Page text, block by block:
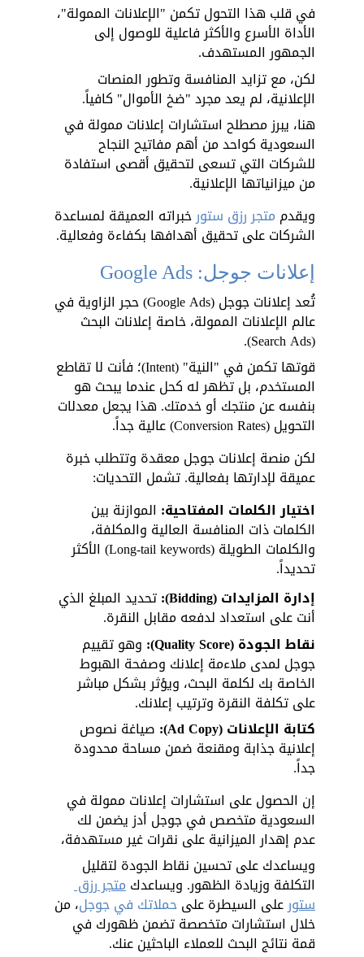
في قلب هذا التحول تكمن "الإعلانات الممولة"،
الأداة الأسرع والأكثر فاعلية للوصول إلى
الجمهور المستهدف.
لكن، مع تزايد المنافسة وتطور المنصات
الإعلانية، لم يعد مجرد "ضخ الأموال" كافياً.
هنا، يبرز مصطلح استشارات إعلانات ممولة في
السعودية كواحد من أهم مفاتيح النجاح
للشركات التي تسعى لتحقيق أقصى استفادة
من ميزانياتها الإعلانية.
ويقدم متجر رزق ستور خبراته العميقة لمساعدة
الشركات على تحقيق أهدافها بكفاءة وفعالية.
إعلانات جوجل: Google Ads
تُعد إعلانات جوجل (Google Ads) حجر الزاوية في
عالم الإعلانات الممولة، خاصة إعلانات البحث
(Search Ads).
قوتها تكمن في "النية" (Intent)؛ فأنت لا تقاطع
المستخدم، بل تظهر له كحل عندما يبحث هو
بنفسه عن منتجك أو خدمتك. هذا يجعل معدلات
التحويل (Conversion Rates) عالية جداً.
لكن منصة إعلانات جوجل معقدة وتتطلب خبرة
عميقة لإدارتها بفعالية. تشمل التحديات:
اختيار الكلمات المفتاحية: الموازنة بين
الكلمات ذات المنافسة العالية والمكلفة،
والكلمات الطويلة (Long-tail keywords) الأكثر
تحديداً.
إدارة المزايدات (Bidding):
تحديد المبلغ الذي
أنت على استعداد لدفعه مقابل النقرة.
نقاط الجودة (Quality Score):
وهو تقييم
جوجل لمدى ملاءمة إعلانك وصفحة الهبوط
الخاصة بك لكلمة البحث، ويؤثر بشكل مباشر
على تكلفة النقرة وترتيب إعلانك.
كتابة الإعلانات (Ad Copy):
صياغة نصوص
إعلانية جذابة ومقنعة ضمن مساحة محدودة
جداً.
إن الحصول على استشارات إعلانات ممولة في
السعودية متخصص في جوجل أدز يضمن لك
عدم إهدار الميزانية على نقرات غير مستهدفة،
ويساعدك على تحسين نقاط الجودة لتقليل
التكلفة وزيادة الظهور. ويساعدك متجر رزق
ستور على السيطرة على حملاتك في جوجل، من
خلال استشارات متخصصة تضمن ظهورك في
قمة نتائج البحث للعملاء الباحثين عنك.